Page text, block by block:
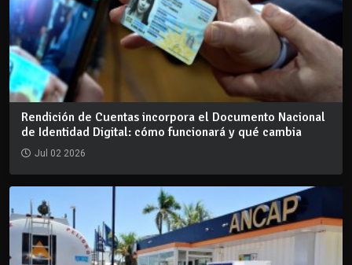
Rendición de Cuentas incorpora el Documento Nacional
de Identidad Digital: cómo funcionará y qué cambia
Jul 02 2026